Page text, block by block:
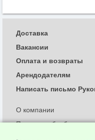
О компании
Политика обработки и
Доставка
Вакансии
Оплата и возвраты
Арендодателям
Написать письмо